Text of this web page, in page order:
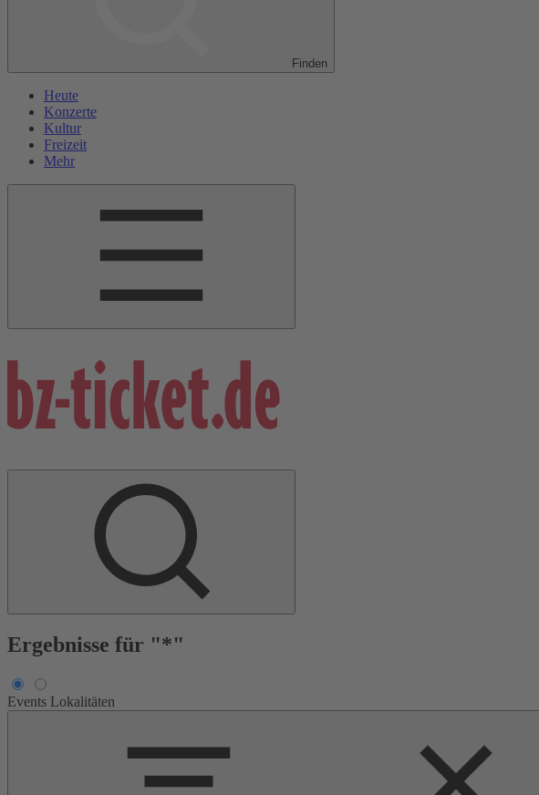
Finden
Heute
Konzerte
Kultur
Freizeit
Mehr
Ergebnisse für "*"
Events Lokalitäten